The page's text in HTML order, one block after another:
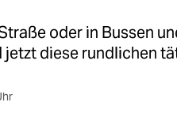
oder in Bussen
jetzt diese rundlichen